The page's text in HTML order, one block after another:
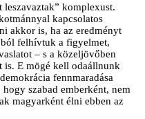
komplexust.
kapcsolatos
akkor is, ha az eredményt
felhívtuk a figyelmet,
– s a közeljövőben
is. E mögé kell odaállnunk
fennmaradása
szabad emberként, nem
magyarként élni ebben az